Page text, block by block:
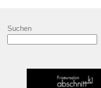
Suchen